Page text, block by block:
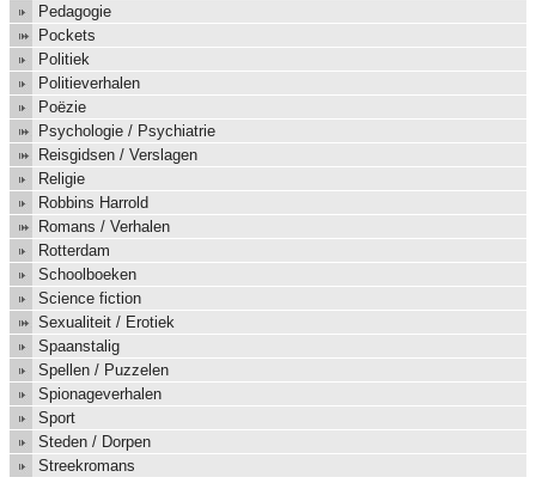
Pedagogie
Pockets
Politiek
Politieverhalen
Poëzie
Psychologie / Psychiatrie
Reisgidsen / Verslagen
Religie
Robbins Harrold
Romans / Verhalen
Rotterdam
Schoolboeken
Science fiction
Sexualiteit / Erotiek
Spaanstalig
Spellen / Puzzelen
Spionageverhalen
Sport
Steden / Dorpen
Streekromans